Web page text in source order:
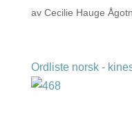
av Cecilie Hauge
Ordliste norsk -